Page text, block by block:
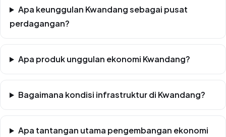
Apa keunggulan Kwandang sebagai pusat
perdagangan?
Apa produk unggulan ekonomi Kwandang?
Bagaimana kondisi infrastruktur di Kwandang?
Apa tantangan utama pengembangan ekonomi